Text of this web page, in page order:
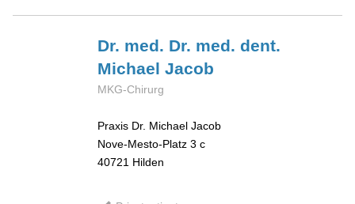
Dr. med. Dr. med. dent.
MichaelJacob
MKG-Chirurg
Praxis Dr. Michael Jacob
Nove-Mesto-Platz 3 c
40721 Hilden